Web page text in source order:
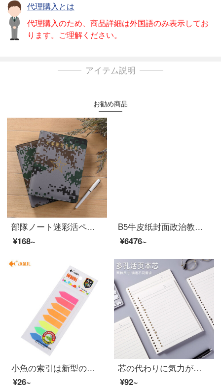
代理購入とは
代理購入のため、商品詳細は外国語のみ表示してお
ります。ご理解ください。
アイテム説明
お勧め商品
部隊ノート迷彩活ページ迷彩ノートカスタマイズ理論学習本政治ノートA 5表紙が無字です。
¥168~
B5牛皮纸封面政治教育笔记本100张70克纸张护眼纸定制1000本起售 100本装
¥6476~
小魚の索引は新型のアイデアの蛍光の分類のルーズリーフのラベルを貼って透明な指示を貼って9029*12 mm*8色を貼ります
¥26~
芯の代わりに気力があります。A 5/B 5の街路紙の横線の20穴/26のノートパソコンの代わりに芯が80グラムあります。
¥92~